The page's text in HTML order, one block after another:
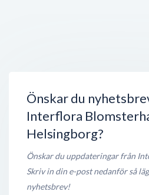
Önskar du
Interflora
Helsingborg?
Önskar du uppdateringar från
Skriv in din e-post nedanför så
nyhetsbrev!